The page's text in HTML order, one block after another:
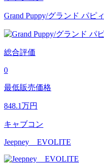
Grand Puppy/グランド パピィ
総合評価
0
最低販売価格
848.1万円
キャブコン
Jeepney EVOLITE